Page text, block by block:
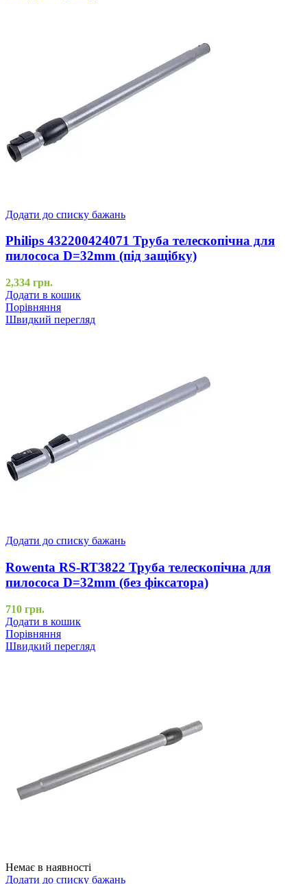
Додати до списку бажань
Philips 432200424071 Труба телескопічна для
пилососа D=32mm (під защібку)
2,334 грн.
Додати в кошик
Порівняння
Швидкий перегляд
Додати до списку бажань
Rowenta RS-RT3822 Труба телескопічна для
пилососа D=32mm (без фіксатора)
710 грн.
Додати в кошик
Порівняння
Швидкий перегляд
Немає в наявності
Додати до списку бажань